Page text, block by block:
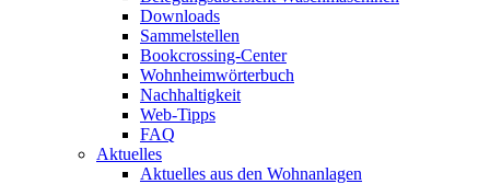
Downloads
Sammelstellen
Bookcrossing-Center
Wohnheimwörterbuch
Nachhaltigkeit
Web-Tipps
FAQ
Aktuelles
Aktuelles aus den Wohnanlagen